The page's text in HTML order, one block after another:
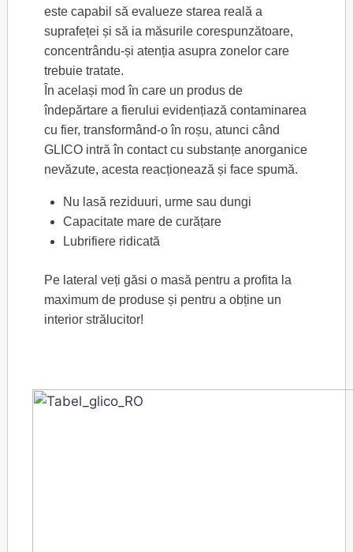
este capabil să evalueze starea reală a
suprafeței și să ia măsurile corespunzătoare,
concentrându-și atenția asupra zonelor care
trebuie tratate.
În același mod în care un produs de
îndepărtare a fierului evidențiază contaminarea
cu fier, transformând-o în roșu, atunci când
GLICO intră în contact cu substanțe anorganice
nevăzute, acesta reacționează și face spumă.
Nu lasă reziduuri, urme sau dungi
Capacitate mare de curățare
Lubrifiere ridicată
Pe lateral veți găsi o masă pentru a profita la
maximum de produse și pentru a obține un
interior strălucitor!